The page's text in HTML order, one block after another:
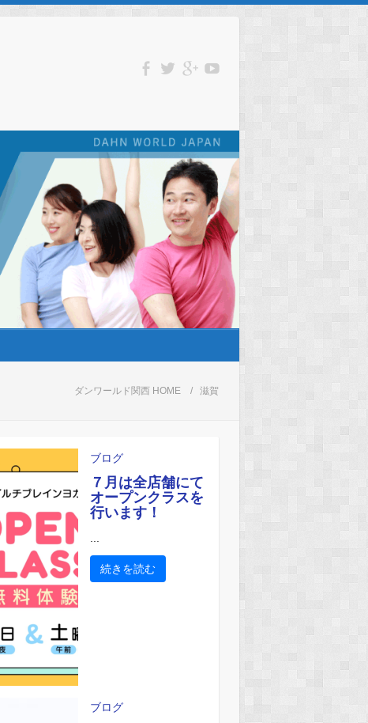
ダンワールド関西 HOME 滋賀
ブログ
７月は全店舗にて
オープンクラスを
行います！
...
続きを読む
ブログ